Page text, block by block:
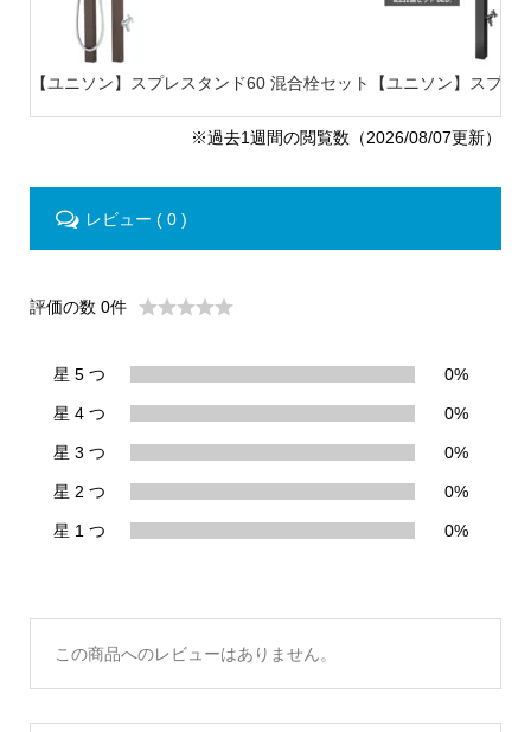
【ユニソン】スプレスタンド60 混合栓セット 【ユニソン】スプ
※過去1週間の閲覧数（2026/08/07更新）
レビュー ( 0 )
評価の数 0件
星 5 つ 0%
星 4 つ 0%
星 3 つ 0%
星 2 つ 0%
星 1 つ 0%
この商品へのレビューはありません。